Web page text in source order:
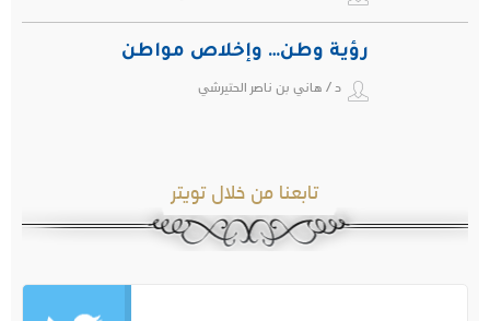
رؤية وطن… وإخلاص مواطن
د / هاني بن ناصر الحتيرشي
تابعنا من خلال تويتر